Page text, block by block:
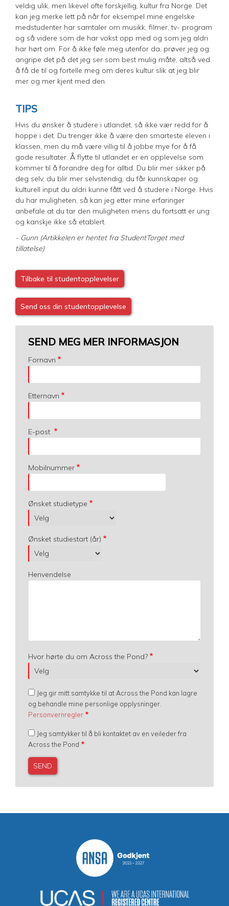
veldig ulik, men likevel ofte forskjellig, kultur fra Norge. Det
kan jeg merke lett på når for eksempel mine engelske
medstudenter har samtaler om musikk, filmer, tv- program
og så videre som de har vokst opp med og som jeg aldri
har hørt om. For å ikke føle meg utenfor da, prøver jeg og
angripe det på det jeg ser som best mulig måte, altså ved
å få de til og fortelle meg om deres kultur slik at jeg blir
mer og mer kjent med den.
TIPS
​Hvis du ønsker å studere i utlandet, så ikke vær redd for å
hoppe i det. Du trenger ikke å være den smarteste eleven i
klassen, men du må være villig til å jobbe mye for å få
gode resultater. Å flytte til utlandet er en opplevelse som
kommer til å forandre deg for alltid. Du blir mer sikker på
deg selv, du blir mer selvstendig, du får kunnskaper og
kulturell input du aldri kunne fått ved å studere i Norge. Hvis
du har muligheten, så kan jeg etter mine erfaringer
anbefale at du tar den muligheten mens du fortsatt er ung
og kanskje ikke så etablert.
- Gunn (Artikkelen er hentet fra StudentTorget med
tillatelse)
Tilbake til studentopplevelser
Send oss din studentopplevelse
SEND MEG MER INFORMASJON
Fornavn
Etternavn
E-post
Mobilnummer
Ønsket studietype
Ønsket studiestart (år)
Henvendelse
Hvor hørte du om Across the Pond?
Jeg gir mitt samtykke til at Across the Pond kan lagre
og behandle mine personlige opplysninger.
Personvernregler
Jeg samtykker til å bli kontaktet av en veileder fra
Across the Pond